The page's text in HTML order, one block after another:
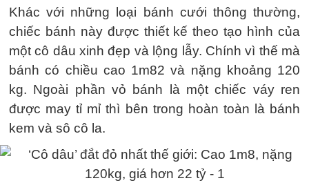
Khác với những loại bánh cưới thông thường,
chiếc bánh này được thiết kế theo tạo hình của
một cô dâu xinh đẹp và lộng lẫy. Chính vì thế mà
bánh có chiều cao 1m82 và nặng khoảng 120
kg. Ngoài phần vỏ bánh là một chiếc váy ren
được may tỉ mỉ thì bên trong hoàn toàn là bánh
kem và sô cô la.